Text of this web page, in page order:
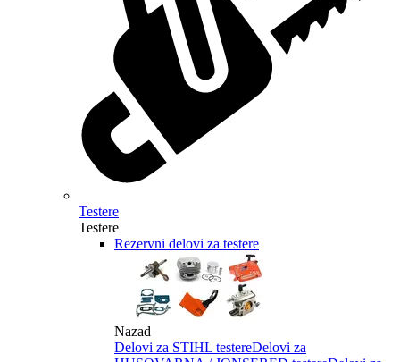
Testere
Testere
Rezervni delovi za testere
Nazad
Delovi za STIHL testereDelovi za